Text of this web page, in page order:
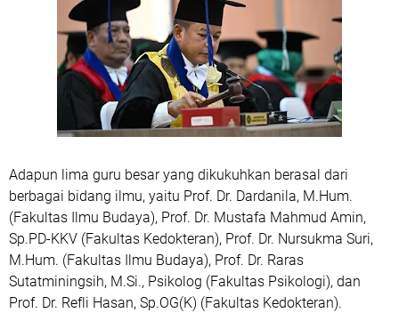
Adapun lima guru besar yang dikukuhkan berasal dari
berbagai bidang ilmu, yaitu Prof. Dr. Dardanila, M.Hum.
(Fakultas Ilmu Budaya), Prof. Dr. Mustafa Mahmud Amin,
Sp.PD-KKV (Fakultas Kedokteran), Prof. Dr. Nursukma Suri,
M.Hum. (Fakultas Ilmu Budaya), Prof. Dr. Raras
Sutatminingsih, M.Si., Psikolog (Fakultas Psikologi), dan
Prof. Dr. Refli Hasan, Sp.OG(K) (Fakultas Kedokteran).